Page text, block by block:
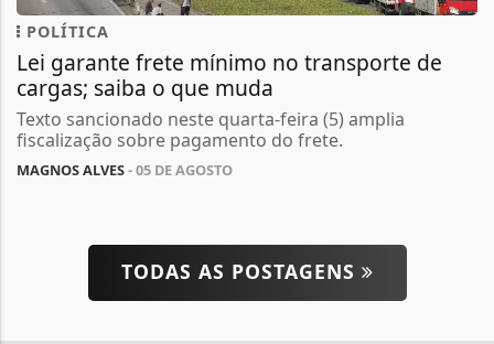
POLÍTICA
Lei garante frete mínimo no transporte de
cargas; saiba o que muda
Texto sancionado neste quarta-feira (5) amplia
fiscalização sobre pagamento do frete.
MAGNOS ALVES- 05 DE AGOSTO
TODAS AS POSTAGENS